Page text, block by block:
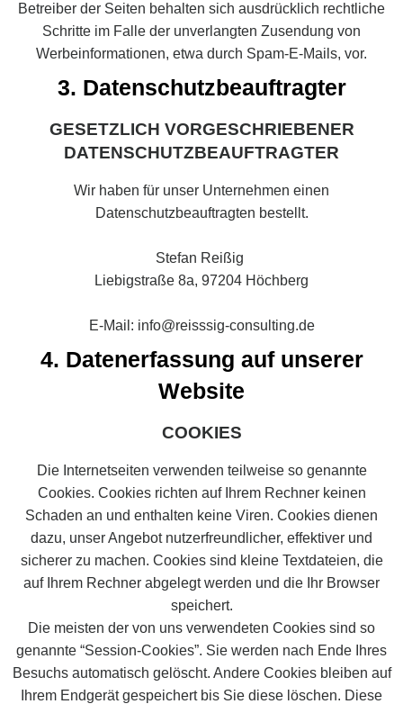
Betreiber der Seiten behalten sich ausdrücklich rechtliche
Schritte im Falle der unverlangten Zusendung von
Werbeinformationen, etwa durch Spam-E-Mails, vor.
3. Datenschutzbeauftragter
GESETZLICH VORGESCHRIEBENER
DATENSCHUTZBEAUFTRAGTER
Wir haben für unser Unternehmen einen
Datenschutzbeauftragten bestellt.
Stefan Reißig
Liebigstraße 8a, 97204 Höchberg
E-Mail: info@reisssig-consulting.de
4. Datenerfassung auf unserer
Website
COOKIES
Die Internetseiten verwenden teilweise so genannte
Cookies. Cookies richten auf Ihrem Rechner keinen
Schaden an und enthalten keine Viren. Cookies dienen
dazu, unser Angebot nutzerfreundlicher, effektiver und
sicherer zu machen. Cookies sind kleine Textdateien, die
auf Ihrem Rechner abgelegt werden und die Ihr Browser
speichert.
Die meisten der von uns verwendeten Cookies sind so
genannte “Session-Cookies”. Sie werden nach Ende Ihres
Besuchs automatisch gelöscht. Andere Cookies bleiben auf
Ihrem Endgerät gespeichert bis Sie diese löschen. Diese